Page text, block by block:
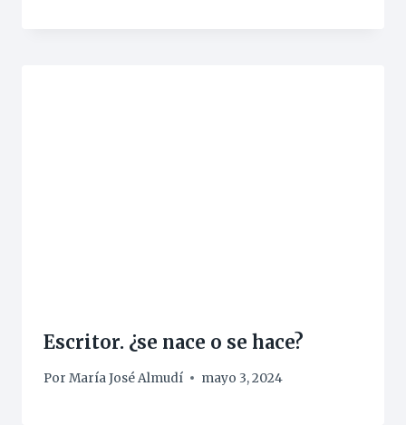
Escritor. ¿se nace o se hace?
Por María José Almudí mayo 3, 2024